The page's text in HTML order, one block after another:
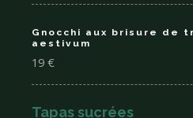
Gnocchi aux brisure de
aestivum
19 €
Tapas sucrées